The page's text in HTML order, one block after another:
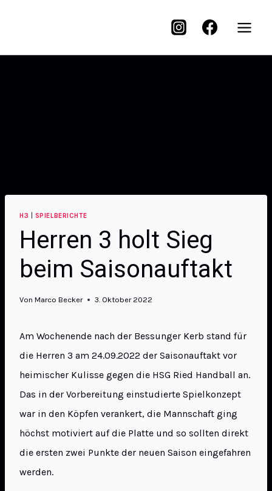
H3 SPIELBERICHTE
Herren 3 holt Sieg
beim Saisonauftakt
Von Marco Becker 3. Oktober 2022
Am Wochenende nach der Bessunger Kerb stand für
die Herren 3 am 24.09.2022 der Saisonauftakt vor
heimischer Kulisse gegen die HSG Ried Handball an.
Das in der Vorbereitung einstudierte Spielkonzept
war in den Köpfen verankert, die Mannschaft ging
höchst motiviert auf die Platte und so sollten direkt
die ersten zwei Punkte der neuen Saison eingefahren
werden.